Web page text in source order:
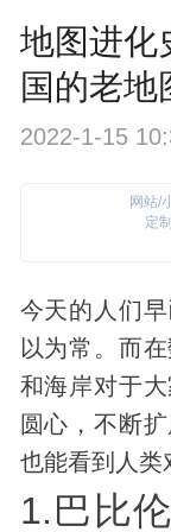
地图进
国的老地
2022-1-15
网站/
定
今天的人们
以为常。而
和海岸对于
圆心，不断
也能看到人类
1.巴比